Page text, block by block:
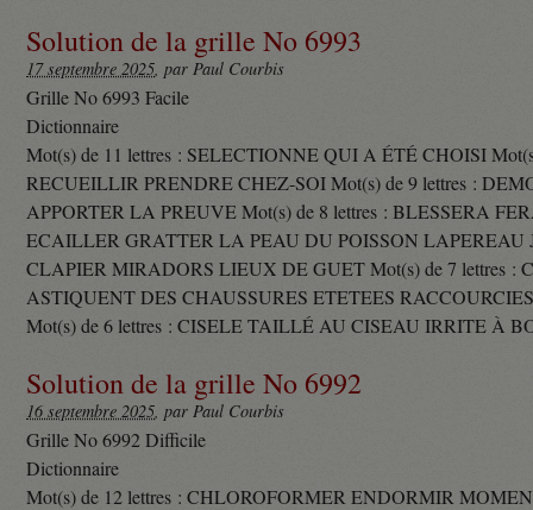
Solution de la grille No 6993
17 septembre 2025, par Paul Courbis
Grille No 6993 Facile
Dictionnaire
Mot(s) de 11 lettres : SELECTIONNE QUI A ÉTÉ CHOISI
RECUEILLIR PRENDRE CHEZ-SOI Mot(s) de 9 lettres :
APPORTER LA PREUVE Mot(s) de 8 lettres : BLESSERA
ECAILLER GRATTER LA PEAU DU POISSON LAPEREAU
CLAPIER MIRADORS LIEUX DE GUET Mot(s) de 7 lettres :
ASTIQUENT DES CHAUSSURES ETETEES
Mot(s) de 6 lettres : CISELE TAILLÉ AU CISEAU IRRITE À
Solution de la grille No 6992
16 septembre 2025, par Paul Courbis
Grille No 6992 Difficile
Dictionnaire
Mot(s) de 12 lettres : CHLOROFORMER ENDORMIR